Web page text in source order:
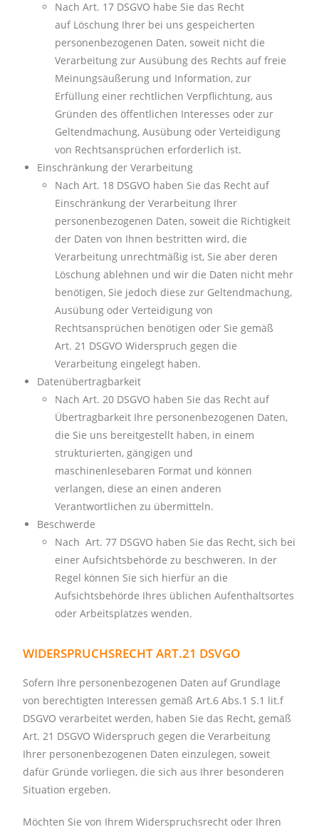
Nach Art. 17 DSGVO habe Sie das Recht
auf Löschung Ihrer bei uns gespeicherten
personenbezogenen Daten, soweit nicht die
Verarbeitung zur Ausübung des Rechts auf freie
Meinungsäußerung und Information, zur
Erfüllung einer rechtlichen Verpflichtung, aus
Gründen des öffentlichen Interesses oder zur
Geltendmachung, Ausübung oder Verteidigung
von Rechtsansprüchen erforderlich ist.
Einschränkung der Verarbeitung
Nach Art. 18 DSGVO haben Sie das Recht auf
Einschränkung der Verarbeitung Ihrer
personenbezogenen Daten, soweit die Richtigkeit
der Daten von Ihnen bestritten wird, die
Verarbeitung unrechtmäßig ist, Sie aber deren
Löschung ablehnen und wir die Daten nicht mehr
benötigen, Sie jedoch diese zur Geltendmachung,
Ausübung oder Verteidigung von
Rechtsansprüchen benötigen oder Sie gemäß
Art. 21 DSGVO Widerspruch gegen die
Verarbeitung eingelegt haben.
Datenübertragbarkeit
Nach Art. 20 DSGVO haben Sie das Recht auf
Übertragbarkeit Ihre personenbezogenen Daten,
die Sie uns bereitgestellt haben, in einem
strukturierten, gängigen und
maschinenlesebaren Format und können
verlangen, diese an einen anderen
Verantwortlichen zu übermitteln.
Beschwerde
Nach Art. 77 DSGVO haben Sie das Recht, sich bei
einer Aufsichtsbehörde zu beschweren. In der
Regel können Sie sich hierfür an die
Aufsichtsbehörde Ihres üblichen Aufenthaltsortes
oder Arbeitsplatzes wenden.
WIDERSPRUCHSRECHT ART.21 DSVGO
Sofern Ihre personenbezogenen Daten auf Grundlage
von berechtigten Interessen gemäß Art.6 Abs.1 S.1 lit.f
DSGVO verarbeitet werden, haben Sie das Recht, gemäß
Art. 21 DSGVO Widerspruch gegen die Verarbeitung
Ihrer personenbezogenen Daten einzulegen, soweit
dafür Gründe vorliegen, die sich aus Ihrer besonderen
Situation ergeben.
Möchten Sie von Ihrem Widerspruchsrecht oder Ihren